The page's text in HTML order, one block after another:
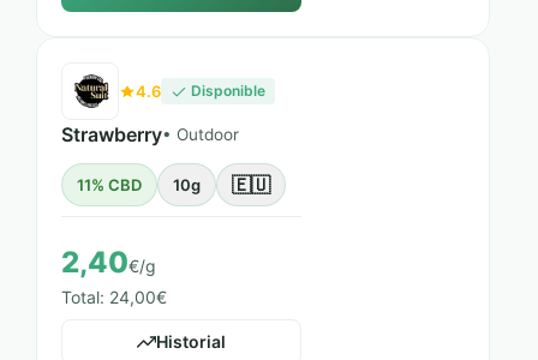
4.6 Disponible
Strawberry• Outdoor
11% CBD 10g 🇪🇺
2,40€/g
Total: 24,00€
Historial